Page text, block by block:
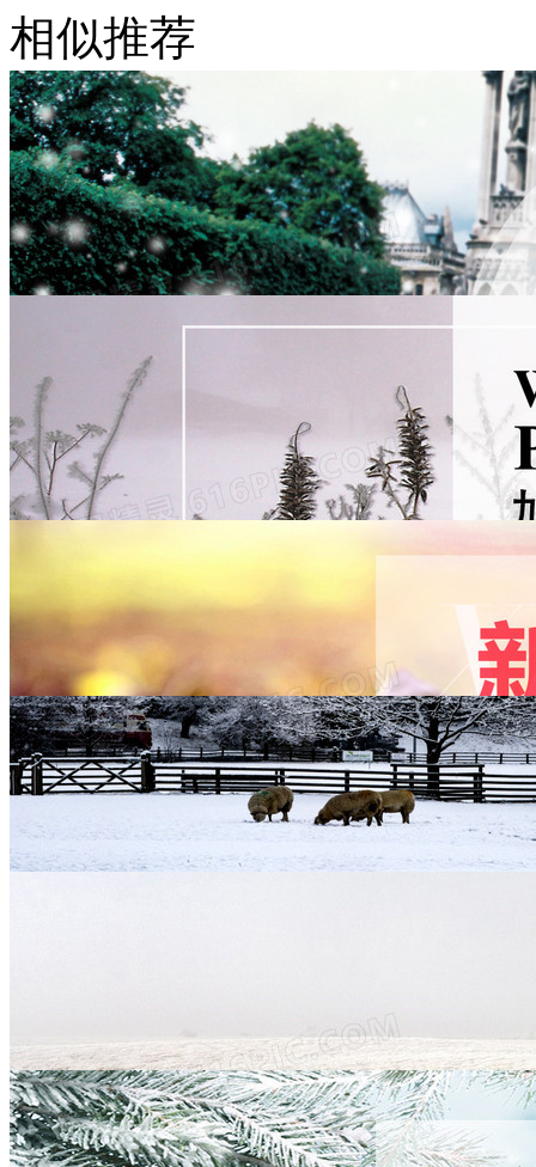
相似推荐
秋冬淘宝banner背景 1920 × 800 PSD
秋冬淘宝banner背景 1920 × 700 JPG PSD
秋冬淘宝banner背景 1920 × 700 JPG PSD
秋冬淘宝女装banner背景 1920 × 500 JPG PSD